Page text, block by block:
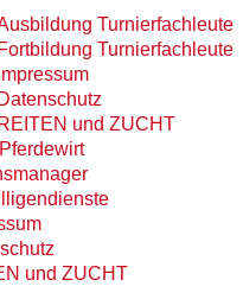
Turnierfachleute
Fortbildung Turnierfachleute
Impressum
Datenschutz
REITEN und ZUCHT
und ZUCHT